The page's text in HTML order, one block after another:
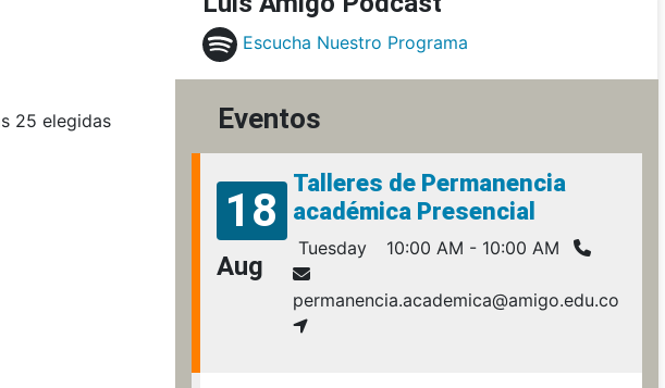
25 elegidas
Escucha Nuestro Programa
Eventos
18
Aug
Talleres de Permanencia
académica Presencial
Tuesday 10:00 AM - 10:00 AM
permanencia.academica@amigo.edu.co